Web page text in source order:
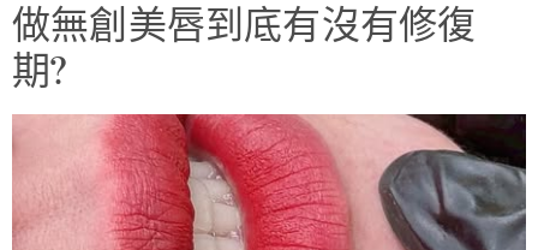
做無創美唇到底有沒有修復
期?